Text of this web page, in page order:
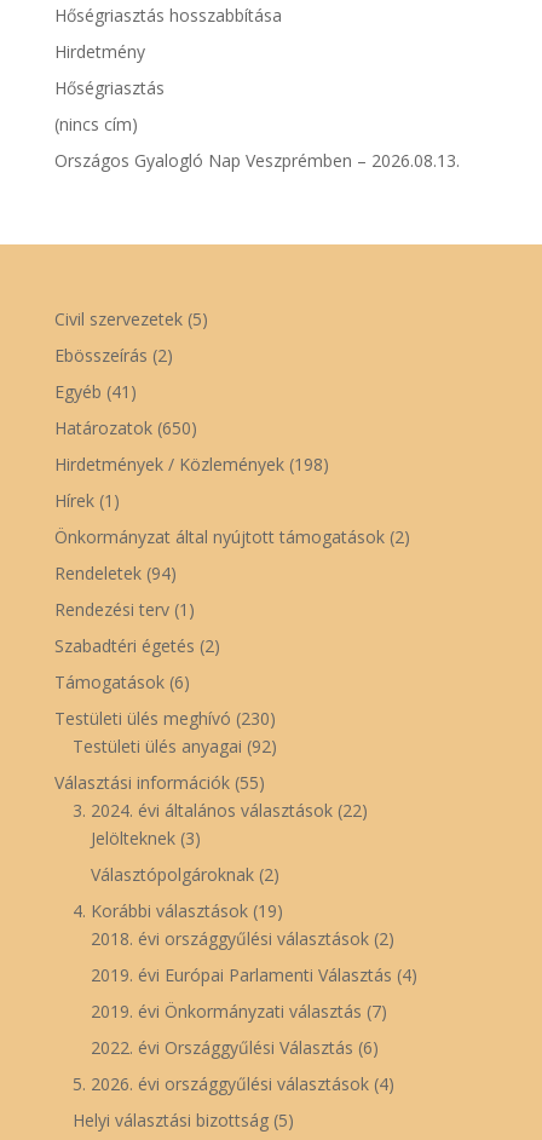
Hőségriasztás hosszabbítása
Hirdetmény
Hőségriasztás
(nincs cím)
Országos Gyalogló Nap Veszprémben – 2026.08.13.
Civil szervezetek(5)
Ebösszeírás (2)
Egyéb (41)
Határozatok(650)
Hirdetmények / Közlemények(198)
Hírek(1)
Önkormányzat által nyújtott támogatások(2)
Rendeletek(94)
Rendezési terv(1)
Szabadtéri égetés (2)
Támogatások(6)
Testületi ülés meghívó (230)
Testületi ülés anyagai (92)
Választási információk(55)
3. 2024. évi általános választások(22)
Jelölteknek(3)
Választópolgároknak(2)
4. Korábbi választások(19)
2018. évi országgyűlési választások(2)
2019. évi Európai Parlamenti Választás (4)
2019. évi Önkormányzati választás (7)
2022. évi Országgyűlési Választás (6)
5. 2026. évi országgyűlési választások(4)
Helyi választási bizottság(5)